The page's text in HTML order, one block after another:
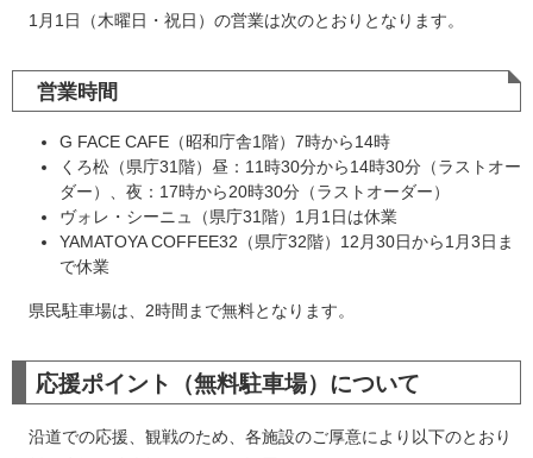
1月1日（木曜日・祝日）の営業は次のとおりとなります。
営業時間
G FACE CAFE（昭和庁舎1階）7時から14時
くろ松（県庁31階）昼：11時30分から14時30分（ラストオー
ダー）、夜：17時から20時30分（ラストオーダー）
ヴォレ・シーニュ（県庁31階）1月1日は休業
YAMATOYA COFFEE32（県庁32階）12月30日から1月3日ま
で休業
県民駐車場は、2時間まで無料となります。
応援ポイント（無料駐車場）について
沿道での応援、観戦のため、各施設のご厚意により以下のとおり